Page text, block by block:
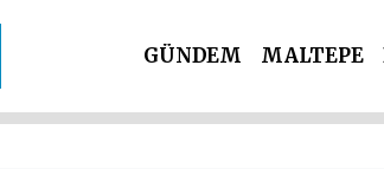
GÜNDEM MALTEPE